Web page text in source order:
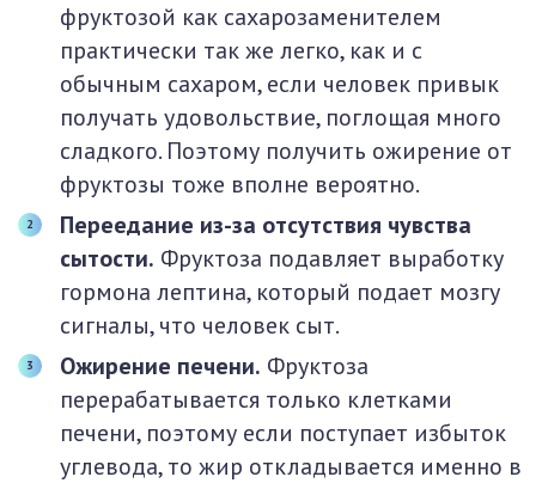
фруктозой как сахарозаменителем
практически так же легко, как и с
обычным сахаром, если человек привык
получать удовольствие, поглощая много
сладкого. Поэтому получить ожирение от
фруктозы тоже вполне вероятно.
Переедание из-за отсутствия чувства
сытости. Фруктоза подавляет выработку
гормона лептина, который подает мозгу
сигналы, что человек сыт.
Ожирение печени. Фруктоза
перерабатывается только клетками
печени, поэтому если поступает избыток
углевода, то жир откладывается именно в